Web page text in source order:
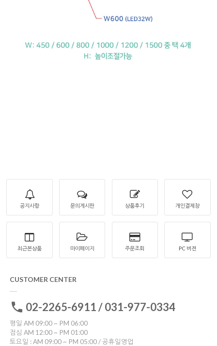
공지사항 문의게시판 상품후기 개인결제창
최근본상품 마이페이지 주문조회 PC 버젼
CUSTOMER CENTER
02-2265-6911 / 031-977-0334
평일 AM 09:00 ~ PM 06:00
점심 AM 12:00 ~ PM 01:00
토요일 : AM 09:00 ~ PM 05:00 / 공휴일영업